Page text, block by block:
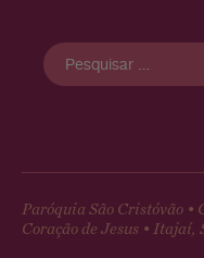
Pesquisar
por:
Paróquia São Cristóvão •
Coração de Jesus • Itajaí,